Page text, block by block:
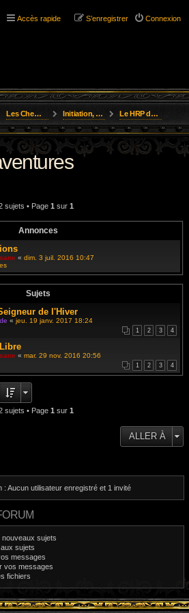
Accès rapide Connexion
S’enregistrer
Les Chemins de L'Aventure Initiation, Scénarios Courts Le HRP des aventures
sujets • Page 1 sur 1
Annonces
« dim. 3 juil. 2016 10:47
Sujets
de l'Hiver
« jeu. 19 janv. 2017 18:24
1 2 3 4
« mar. 29 nov. 2016 20:56
1 2 3 4
sujets • Page 1 sur 1
ALLER À
Aucun utilisateur enregistré et 1 invité
nouveaux sujets
sujets
messages
vos messages
fichiers